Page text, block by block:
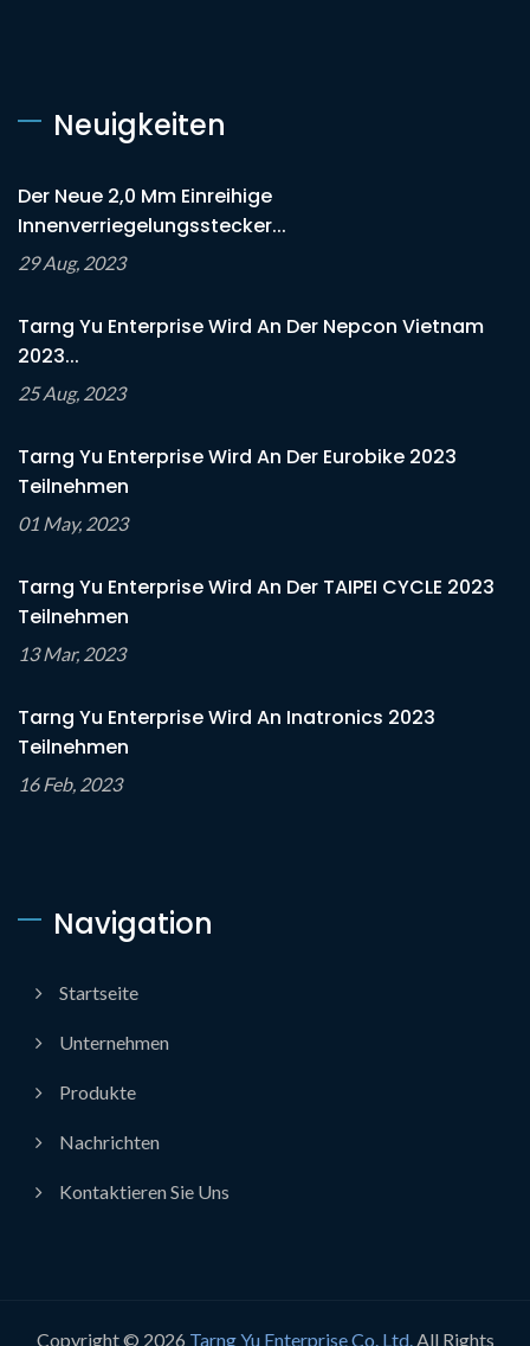
Neuigkeiten
Der Neue 2,0 Mm Einreihige
Innenverriegelungsstecker...
29 Aug, 2023
Tarng Yu Enterprise Wird An Der Nepcon Vietnam
2023...
25 Aug, 2023
Tarng Yu Enterprise Wird An Der Eurobike 2023
Teilnehmen
01 May, 2023
Tarng Yu Enterprise Wird An Der TAIPEI CYCLE 2023
Teilnehmen
13 Mar, 2023
Tarng Yu Enterprise Wird An Inatronics 2023
Teilnehmen
16 Feb, 2023
Navigation
Startseite
Unternehmen
Produkte
Nachrichten
Kontaktieren Sie Uns
Copyright © 2026 Tarng Yu Enterprise Co. Ltd. All Rights